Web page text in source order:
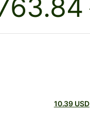
10.39 USD